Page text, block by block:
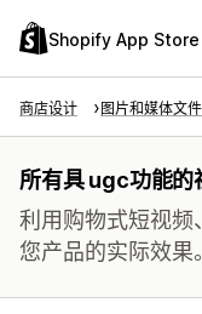
Shopify App Store
商店设计 图片和媒体文件
所有具 ugc功能的
利用购物式短视频
您产品的实际效果。